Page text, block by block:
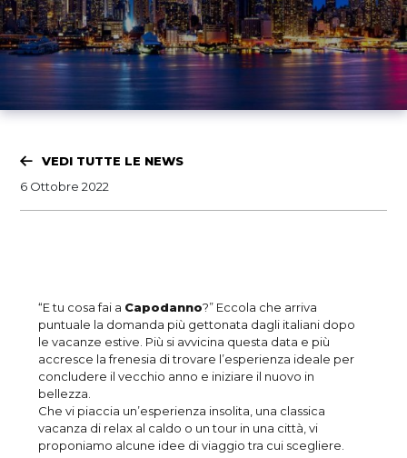
VEDI TUTTE LE NEWS
6 Ottobre 2022
“E tu cosa fai a Capodanno?” Eccola che arriva
puntuale la domanda più gettonata dagli italiani dopo
le vacanze estive. Più si avvicina questa data e più
accresce la frenesia di trovare l’esperienza ideale per
concludere il vecchio anno e iniziare il nuovo in
bellezza.
Che vi piaccia un’esperienza insolita, una classica
vacanza di relax al caldo o un tour in una città, vi
proponiamo alcune idee di viaggio tra cui scegliere.